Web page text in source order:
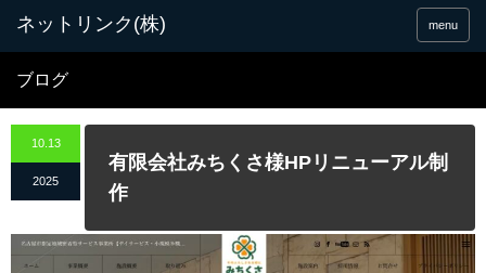
menu
ブログ
10.13
2025
有限会社みちくさ様HPリニューアル制
作